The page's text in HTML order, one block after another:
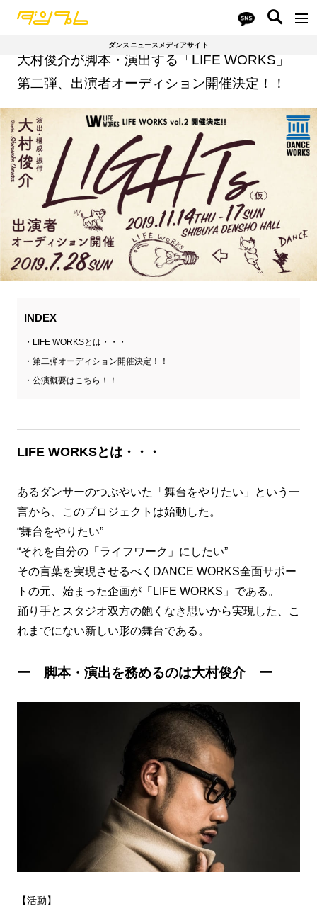
ダンスニュースメディアサイト
大村俊介が脚本・演出する「LIFE WORKS」
第二弾、出演者オーディション開催決定！！
INDEX
LIFE WORKSとは・・・
第二弾オーディション開催決定！！
公演概要はこちら！！
LIFE WORKSとは・・・
あるダンサーのつぶやいた「舞台をやりたい」という一
言から、このプロジェクトは始動した。
“舞台をやりたい”
“それを自分の「ライフワーク」にしたい”
その言葉を実現させるべくDANCE WORKS全面サポー
トの元、始まった企画が「LIFE WORKS」である。
踊り手とスタジオ双方の飽くなき思いから実現した、こ
れまでにない新しい形の舞台である。
ー 脚本・演出を務めるのは大村俊介 ー
【活動】